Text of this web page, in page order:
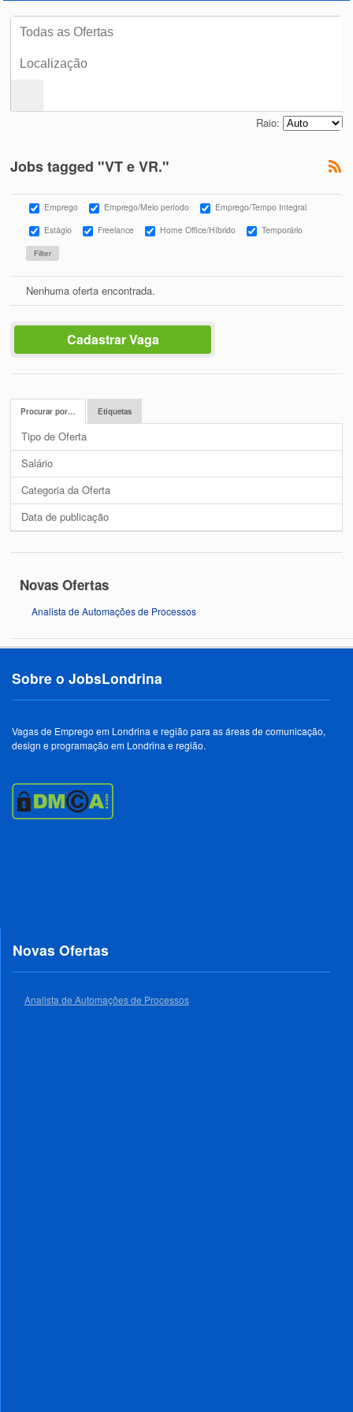
Raio:
Jobs tagged "VT e VR."
Emprego Emprego/Meio período
Emprego/Tempo Integral
Estágio
Freelance Home Office/Híbrido Temporário
Nenhuma oferta encontrada.
Cadastrar Vaga
Procurar por… Etiquetas
Tipo de Oferta
Salário
Categoria da Oferta
Data de publicação
Novas Ofertas
Analista de Automações de Processos
Sobre o JobsLondrina
Vagas de Emprego em Londrina e região para as áreas de comunicação,
design e programação em Londrina e região.
Novas Ofertas
Analista de Automações de Processos